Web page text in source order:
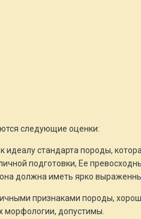
следующие оценки:
стандарта породы,
подготовки, Ее
должна иметь ярко
признаками породы,
морфологии, допустимы.